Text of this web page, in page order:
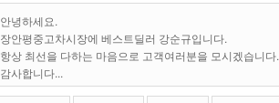
안녕하세요.
장안평중고차시장에 베스트딜러 강순규입니다.
항상 최선을 다하는 마음으로 고객여러분을 모시겠습니다.
감사합니다...